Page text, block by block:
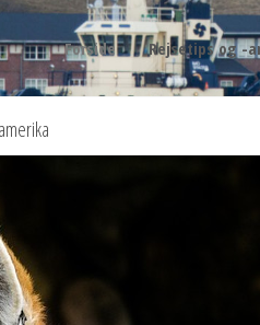
Forside Rejsetips og -